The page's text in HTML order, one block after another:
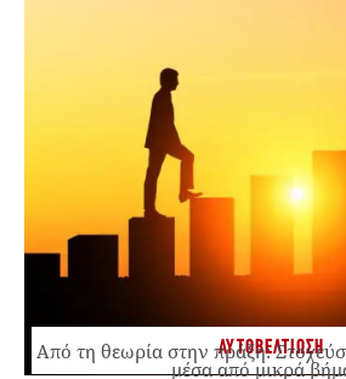
ΑΥΤΟΒΕΛΤΙΩΣΗ
Από τη θεωρία στην πράξη:
μέσα από μικρά